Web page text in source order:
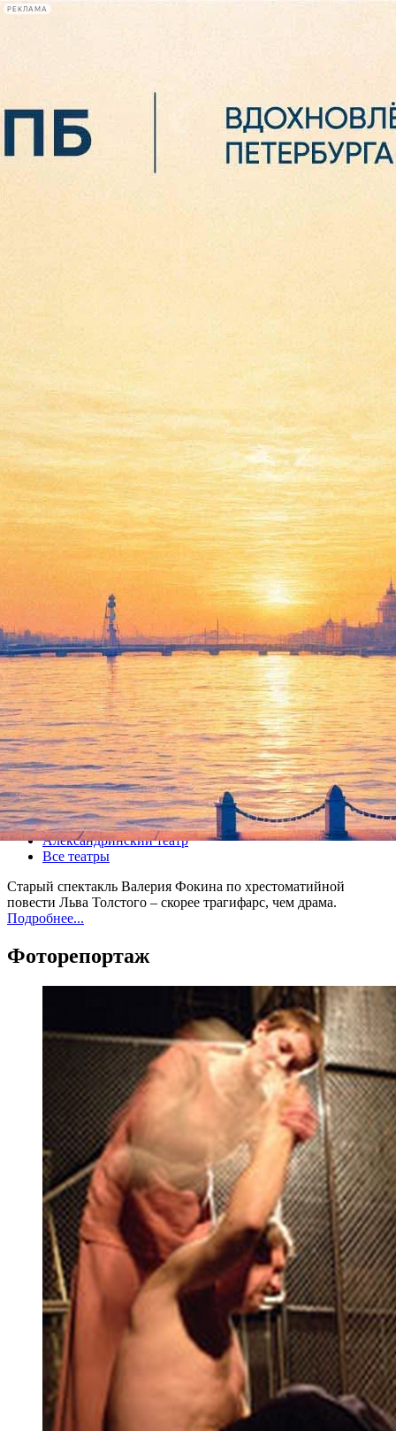
РЕКЛАМА
Сегодня:
2026.08.06
07:43
Живой труп
05 сентября 2012, среда,19.00
Версия для печати
Все спектакли
Александринский театр
Все театры
Старый спектакль Валерия Фокина по хрестоматийной
повести Льва Толстого – скорее трагифарс, чем драма.
Подробнее...
Фоторепортаж